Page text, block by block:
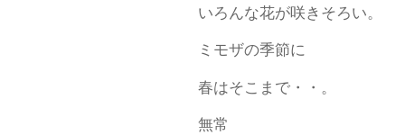
いろんな花が咲きそろい。
ミモザの季節に
春はそこまで・・。
無常